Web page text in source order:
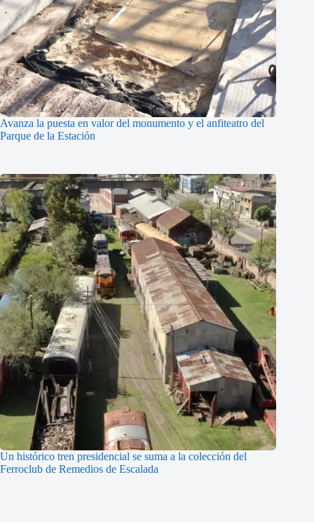
Avanza la puesta en valor del monumento y el anfiteatro del
Parque de la Estación
Un histórico tren presidencial se suma a la colección del
Ferroclub de Remedios de Escalada